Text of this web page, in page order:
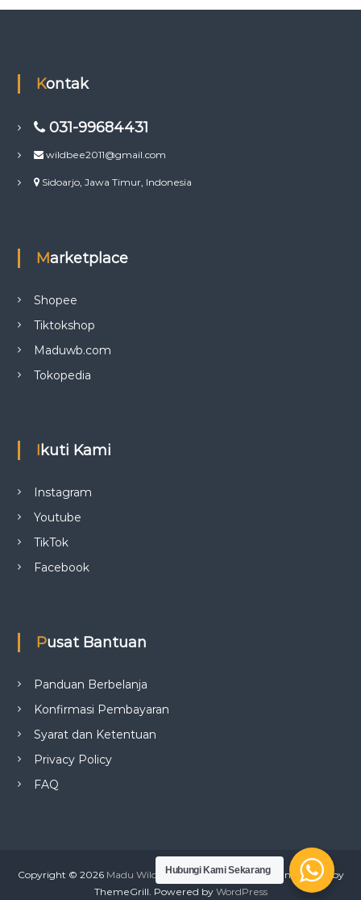
Kontak
031-99684431
wildbee2011@gmail.com
Sidoarjo, Jawa Timur, Indonesia
Marketplace
Shopee
Tiktokshop
Maduwb.com
Tokopedia
Ikuti Kami
Instagram
Youtube
TikTok
Facebook
Pusat Bantuan
Panduan Berbelanja
Konfirmasi Pembayaran
Syarat dan Ketentuan
Privacy Policy
FAQ
Copyright © 2026 Madu Wild BeeAll rights reserved.Tema: Flash
by
ThemeGrill. Powered by WordPress
Hubungi Kami Sekarang